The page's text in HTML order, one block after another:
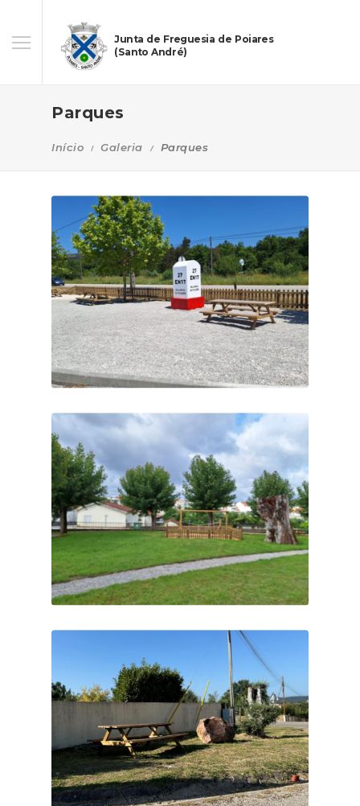
Junta de Freguesia de Poiares
(Santo André)
Parques
Início Galeria Parques
ZONA INDUSTRIAL
PARQUE Nª Sª DAS
NECESSIDADES